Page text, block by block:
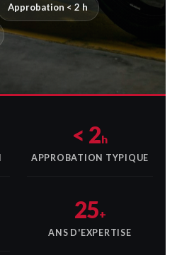
Approbation < 2 h
< 2h
APPROBATION TYPIQUE
25+
ANS D'EXPERTISE